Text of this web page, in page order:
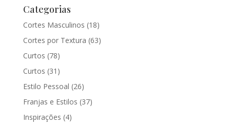
Categorias
Cortes Masculinos (18)
Cortes por Textura (63)
Curtos (78)
Curtos (31)
Estilo Pessoal (26)
Franjas e Estilos (37)
Inspirações (4)